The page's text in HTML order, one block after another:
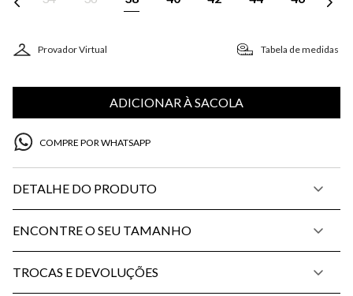
Provador Virtual Tabela de medidas
ADICIONAR À SACOLA
COMPRE POR WHATSAPP
DETALHE DO PRODUTO
ENCONTRE O SEU TAMANHO
TROCAS E DEVOLUÇÕES